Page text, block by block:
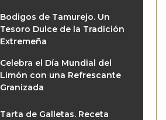
Bodigos de Tamurejo. Un
Tesoro Dulce de la Tradición
Extremeña
Celebra el Día Mundial del
Limón con una Refrescante
Granizada
Tarta de Galletas. Receta